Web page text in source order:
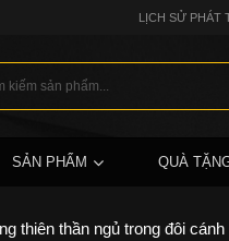
LỊCH SỬ PHÁT
SẢN PHẨM QUÀ
thiên thần ngủ trong đôi